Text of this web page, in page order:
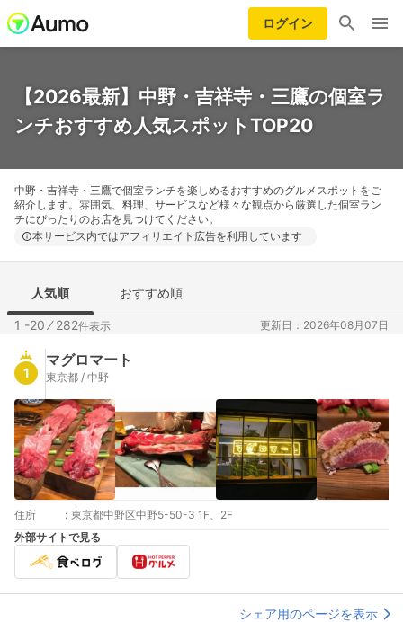
ログイン
【2026最新】中野・吉祥寺・三鷹の個室ラ
ンチおすすめ人気スポットTOP20
中野・吉祥寺・三鷹で個室ランチを楽しめるおすすめのグルメスポットをご
紹介します。雰囲気、料理、サービスなど様々な観点から厳選した個室ラン
チにぴったりのお店を見つけてください。
本サービス内ではアフィリエイト広告を利用しています
人気順 おすすめ順
1 -20 ⁄282件表示 更新日：2026年08月07日
1
マグロマート
東京都 / 中野
住所 : 東京都中野区中野5-50-3 1F、2F
外部サイトで見る
シェア用のページを表示